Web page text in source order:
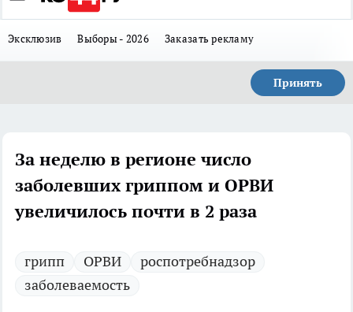
Эксклюзив Выборы - 2026 Заказать рекламу
Принять
За неделю в регионе число
заболевших гриппом и ОРВИ
увеличилось почти в 2 раза
грипп ОРВИ
роспотребнадзор
заболеваемость